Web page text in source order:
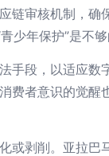
链审核机制，
少年保护”是不
手段，以适应
费者意识的觉
或剥削。亚拉